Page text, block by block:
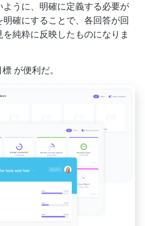
ように、明確に定義する必要が
明確にすることで、各回答が回
純粋に反映したものになりま
標 が便利だ。